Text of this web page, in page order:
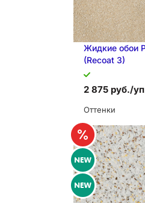
Жидкие обои
(Recoat 3)
2 875 руб./
Оттенки